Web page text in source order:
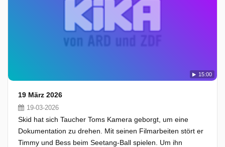
15:00
19 März 2026
19-03-2026
Skid hat sich Taucher Toms Kamera geborgt, um eine
Dokumentation zu drehen. Mit seinen Filmarbeiten stört er
Timmy und Bess beim Seetang-Ball spielen. Um ihn